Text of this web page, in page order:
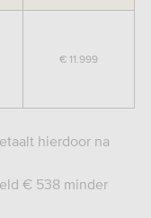
€ 11.999
hierdoor na
€ 538 minder